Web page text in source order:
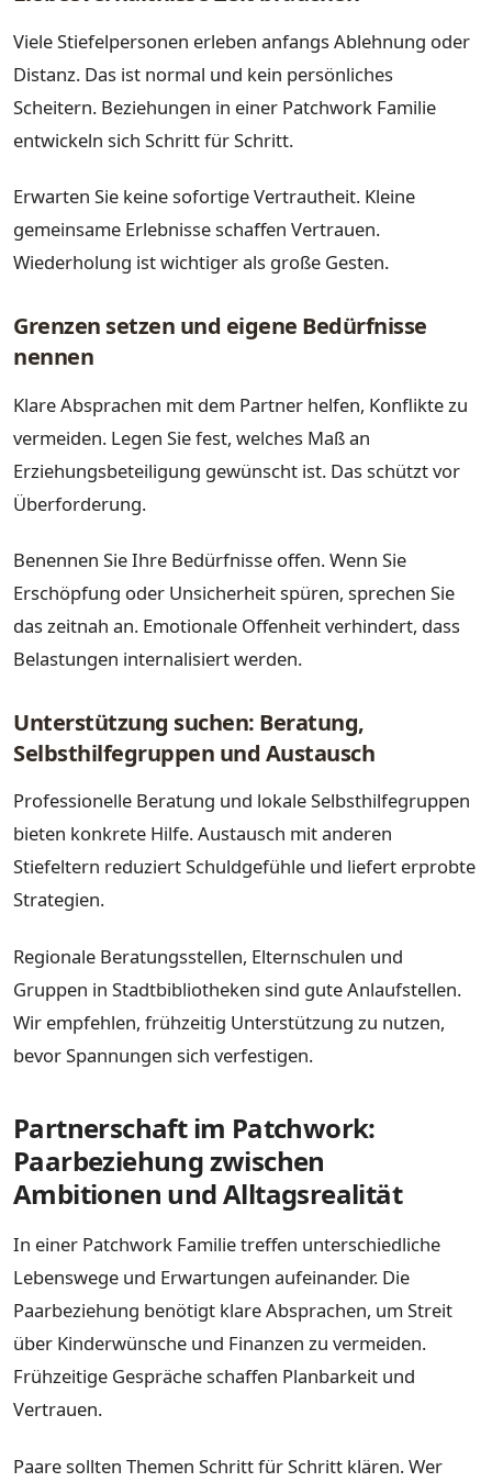
Viele Stiefelpersonen erleben anfangs Ablehnung oder
Distanz. Das ist normal und kein persönliches
Scheitern. Beziehungen in einer Patchwork Familie
entwickeln sich Schritt für Schritt.
Erwarten Sie keine sofortige Vertrautheit. Kleine
gemeinsame Erlebnisse schaffen Vertrauen.
Wiederholung ist wichtiger als große Gesten.
Grenzen setzen und eigene Bedürfnisse
nennen
Klare Absprachen mit dem Partner helfen, Konflikte zu
vermeiden. Legen Sie fest, welches Maß an
Erziehungsbeteiligung gewünscht ist. Das schützt vor
Überforderung.
Benennen Sie Ihre Bedürfnisse offen. Wenn Sie
Erschöpfung oder Unsicherheit spüren, sprechen Sie
das zeitnah an. Emotionale Offenheit verhindert, dass
Belastungen internalisiert werden.
Unterstützung suchen: Beratung,
Selbsthilfegruppen und Austausch
Professionelle Beratung und lokale Selbsthilfegruppen
bieten konkrete Hilfe. Austausch mit anderen
Stiefeltern reduziert Schuldgefühle und liefert erprobte
Strategien.
Regionale Beratungsstellen, Elternschulen und
Gruppen in Stadtbibliotheken sind gute Anlaufstellen.
Wir empfehlen, frühzeitig Unterstützung zu nutzen,
bevor Spannungen sich verfestigen.
Partnerschaft im Patchwork:
Paarbeziehung zwischen
Ambitionen und Alltagsrealität
In einer Patchwork Familie treffen unterschiedliche
Lebenswege und Erwartungen aufeinander. Die
Paarbeziehung benötigt klare Absprachen, um Streit
über Kinderwünsche und Finanzen zu vermeiden.
Frühzeitige Gespräche schaffen Planbarkeit und
Vertrauen.
Paare sollten Themen Schritt für Schritt klären. Wer